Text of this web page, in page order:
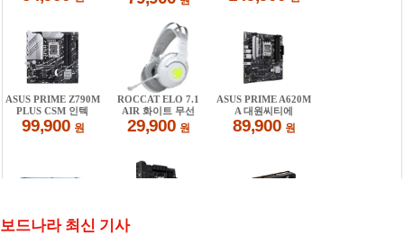
보드나라 최신 기사